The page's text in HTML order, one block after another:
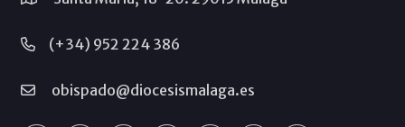
(+34) 952 224 386
obispado@diocesismalaga.es